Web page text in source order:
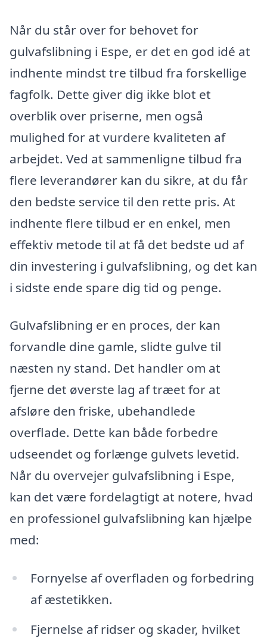
Når du står over for behovet for
gulvafslibning i Espe, er det en god idé at
indhente mindst tre tilbud fra forskellige
fagfolk. Dette giver dig ikke blot et
overblik over priserne, men også
mulighed for at vurdere kvaliteten af
arbejdet. Ved at sammenligne tilbud fra
flere leverandører kan du sikre, at du får
den bedste service til den rette pris. At
indhente flere tilbud er en enkel, men
effektiv metode til at få det bedste ud af
din investering i gulvafslibning, og det kan
i sidste ende spare dig tid og penge.
Gulvafslibning er en proces, der kan
forvandle dine gamle, slidte gulve til
næsten ny stand. Det handler om at
fjerne det øverste lag af træet for at
afsløre den friske, ubehandlede
overflade. Dette kan både forbedre
udseendet og forlænge gulvets levetid.
Når du overvejer gulvafslibning i Espe,
kan det være fordelagtigt at notere, hvad
en professionel gulvafslibning kan hjælpe
med:
Fornyelse af overfladen og forbedring
af æstetikken.
Fjernelse af ridser og skader, hvilket